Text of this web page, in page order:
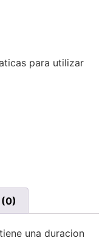
para utilizar
una duracion